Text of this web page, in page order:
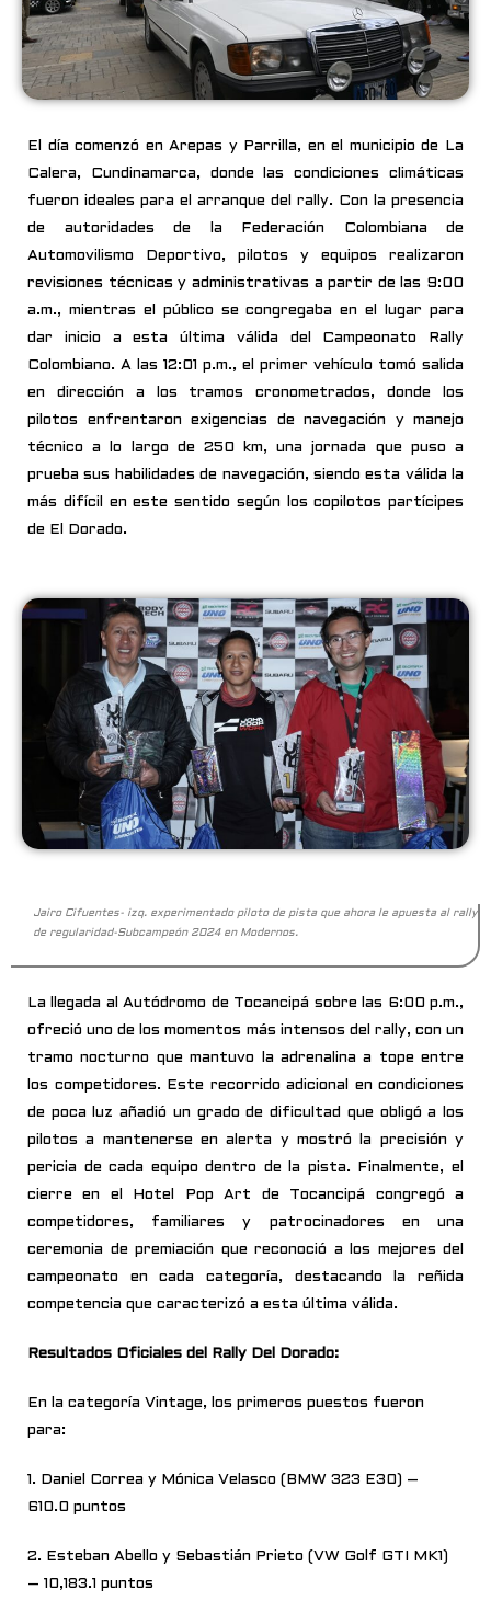
El día comenzó en Arepas y Parrilla, en el municipio de La
Calera, Cundinamarca, donde las condiciones climáticas
fueron ideales para el arranque del rally. Con la presencia
de autoridades de la Federación Colombiana de
Automovilismo Deportivo, pilotos y equipos realizaron
revisiones técnicas y administrativas a partir de las 9:00
a.m., mientras el público se congregaba en el lugar para
dar inicio a esta última válida del Campeonato Rally
Colombiano. A las 12:01 p.m., el primer vehículo tomó salida
en dirección a los tramos cronometrados, donde los
pilotos enfrentaron exigencias de navegación y manejo
técnico a lo largo de 250 km, una jornada que puso a
prueba sus habilidades de navegación, siendo esta válida la
más difícil en este sentido según los copilotos partícipes
de El Dorado.
Jairo Cifuentes- izq. experimentado piloto de pista que ahora le apuesta al rally
de regularidad-Subcampeón 2024 en Modernos.
La llegada al Autódromo de Tocancipá sobre las 6:00 p.m.,
ofreció uno de los momentos más intensos del rally, con un
tramo nocturno que mantuvo la adrenalina a tope entre
los competidores. Este recorrido adicional en condiciones
de poca luz añadió un grado de dificultad que obligó a los
pilotos a mantenerse en alerta y mostró la precisión y
pericia de cada equipo dentro de la pista. Finalmente, el
cierre en el Hotel Pop Art de Tocancipá congregó a
competidores, familiares y patrocinadores en una
ceremonia de premiación que reconoció a los mejores del
campeonato en cada categoría, destacando la reñida
competencia que caracterizó a esta última válida.
Resultados Oficiales del Rally Del Dorado:
En la categoría Vintage, los primeros puestos fueron
para:
1. Daniel Correa y Mónica Velasco (BMW 323 E30) –
610.0 puntos
2. Esteban Abello y Sebastián Prieto (VW Golf GTI MK1)
– 10,183.1 puntos